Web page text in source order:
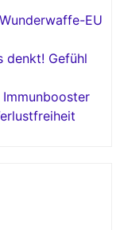
EU
denkt! Gefühl
Immunbooster